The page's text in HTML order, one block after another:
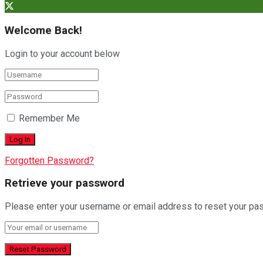
Welcome Back!
Login to your account below
Remember Me
Forgotten Password?
Retrieve your password
Please enter your username or email address to reset your